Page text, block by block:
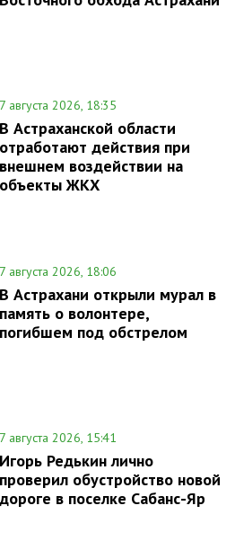
7 августа 2026, 18:35
В Астраханской области
отработают действия при
внешнем воздействии на
объекты ЖКХ
7 августа 2026, 18:06
В Астрахани открыли мурал в
память о волонтере,
погибшем под обстрелом
7 августа 2026, 15:41
Игорь Редькин лично
проверил обустройство новой
дороге в поселке Сабанс-Яр